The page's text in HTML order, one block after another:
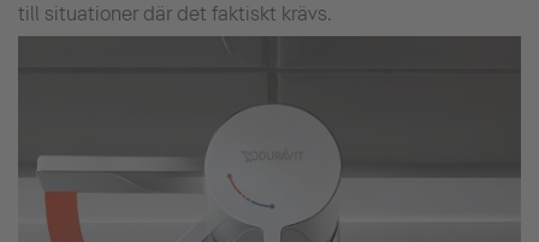
till situationer där det faktiskt krävs.